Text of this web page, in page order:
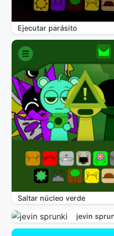
Ejecutar parásito
Saltar núcleo verde
jevin